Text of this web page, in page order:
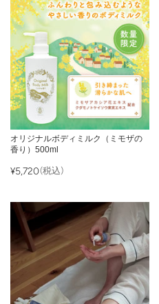
オリジナルボディミルク（ミモザの
香り）500ml
¥5,720(税込)